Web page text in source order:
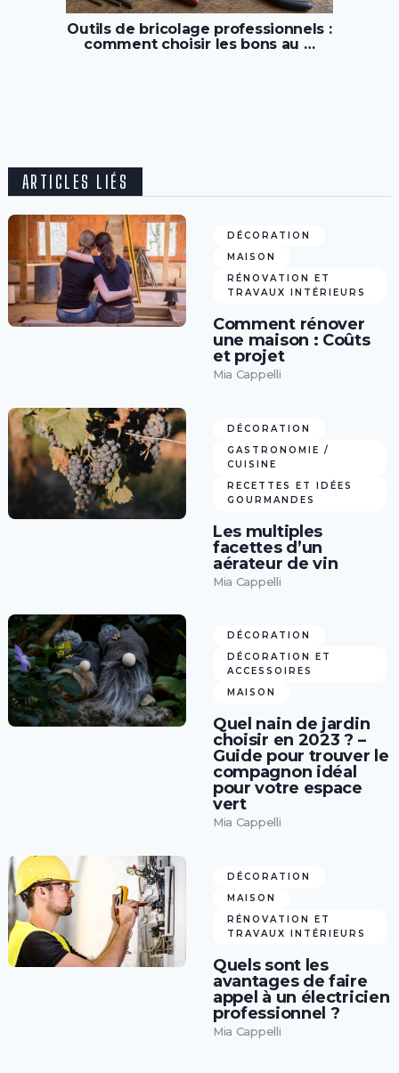
Outils de bricolage professionnels :
comment choisir les bons au …
ARTICLES LIÉS
DÉCORATION
MAISON
RÉNOVATION ET
TRAVAUX INTÉRIEURS
Comment rénover
une maison : Coûts
et projet
Mia Cappelli
DÉCORATION
GASTRONOMIE /
CUISINE
RECETTES ET IDÉES
GOURMANDES
Les multiples
facettes d’un
aérateur de vin
Mia Cappelli
DÉCORATION
DÉCORATION ET
ACCESSOIRES
MAISON
Quel nain de jardin
choisir en 2023 ? –
Guide pour trouver le
compagnon idéal
pour votre espace
vert
Mia Cappelli
DÉCORATION
MAISON
RÉNOVATION ET
TRAVAUX INTÉRIEURS
Quels sont les
avantages de faire
appel à un électricien
professionnel ?
Mia Cappelli